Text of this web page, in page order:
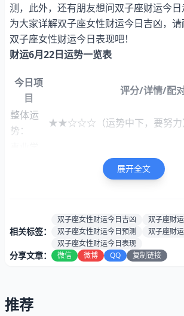
测，此外，还有朋友想问双子座财运今
为大家详解双子座女性财运今日吉凶，
双子座女性财运今日表现吧！
财运6月22日运势一览表
今日项
目
评分/详情/配
整体运
势：
★★☆☆☆（运势中下，要努力
★★★★☆（天赋异禀，学习成
★★★☆☆（资金充裕，财务状
势：
★★★☆☆（三星照耀，爱情之
数：
80%（健康状态良好，四星）
贵人生
展开全文
相关标签：
双子座女性财运今日吉凶
双子座财
双子座女性财运今日预测
双子座财
双子座女性财运今日表现
分享文章： 微信 微博 QQ 复制链接
推荐